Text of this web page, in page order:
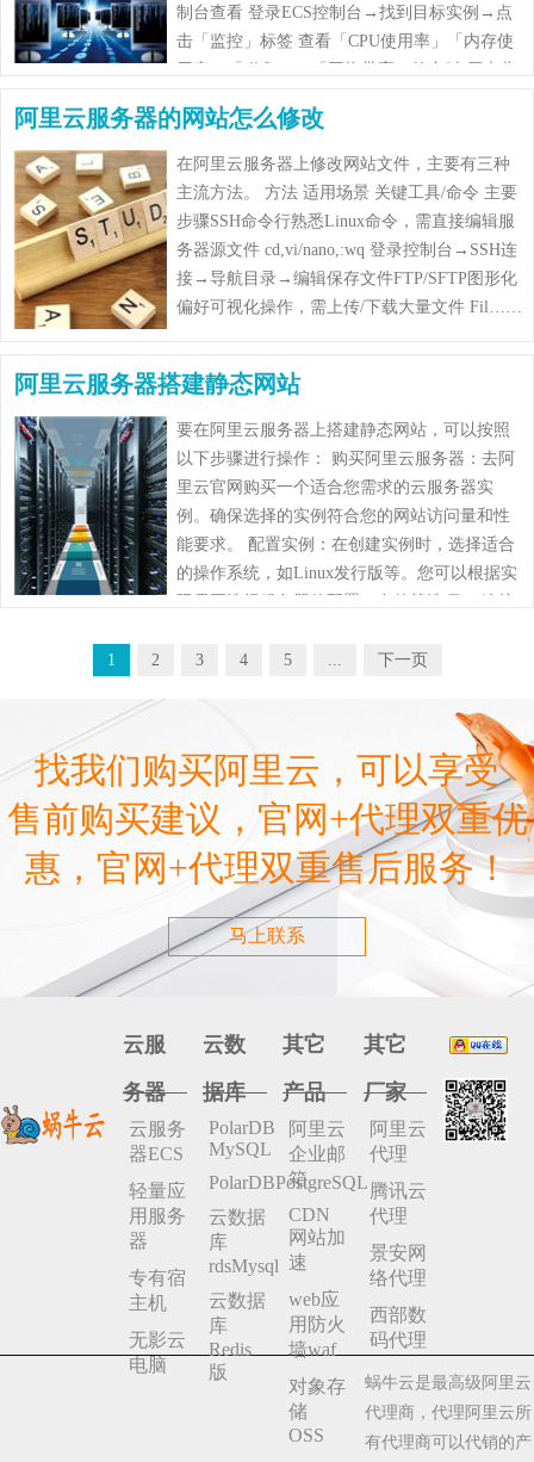
制台查看 登录ECS控制台→找到目标实例→点
击「监控」标签 查看「CPU使用率」「内存使
用率」「磁盘IO」「网络带宽」的实时/历史曲
阿里云服务器的网站怎么修改
在阿里云服务器上修改网站文件，主要有三种
主流方法。 方法 适用场景 关键工具/命令 主要
步骤 ​​SSH命令行​​ 熟悉Linux命令，需直接编辑服
务器源文件 cd,vi/nano,:wq 登录控制台→SSH连
接→导航目录→编辑保存文件 ​​FTP/SFTP图形化​​
偏好可视化操作，需上传/下载大量文件 Fil……
阿里云服务器搭建静态网站
要在阿里云服务器上搭建静态网站，可以按照
以下步骤进行操作： 购买阿里云服务器：去阿
里云官网购买一个适合您需求的云服务器实
例。确保选择的实例符合您的网站访问量和性
能要求。 配置实例：在创建实例时，选择适合
的操作系统，如Linux发行版等。您可以根据实
服务器……
1 2 3 4 5 ... 下一页
找我们购买阿里云，可以享受
售前购买建议，官网+代理双重优
惠，官网+代理双重售后服务！
马上联系
云服
务器
云服务
器ECS
轻量应
用服务
器
专有宿
主机
无影云
电脑
云数
据库
PolarDB
MySQL
PolarDBPostgreSQL
云数据
库
rdsMysql
云数据
库
Redis
版
其它
产品
阿里云
企业邮
箱
CDN
网站加
速
web应
用防火
墙waf
对象存
储
OSS
其它
厂家
阿里云
代理
腾讯云
代理
景安网
络代理
西部数
码代理
蜗牛云是最高级阿里云
代理商，代理阿里云所
有代理商可以代销的产